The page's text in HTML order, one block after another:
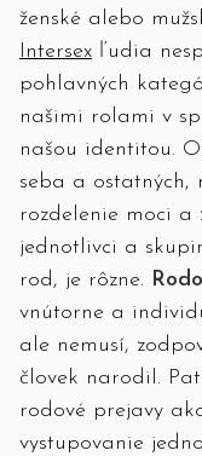
ženské alebo
Intersex ľudia
pohlavných
našimi rolami v
našou identitou.
seba a ostatných,
rozdelenie moci a
jednotlivci a
rod, je rôzne.
vnútorne a
ale nemusí,
človek narodil.
rodové prejavy
vystupovanie